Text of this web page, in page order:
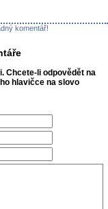
komentář!
Chcete-li odpovědět na
hlavičce na slovo